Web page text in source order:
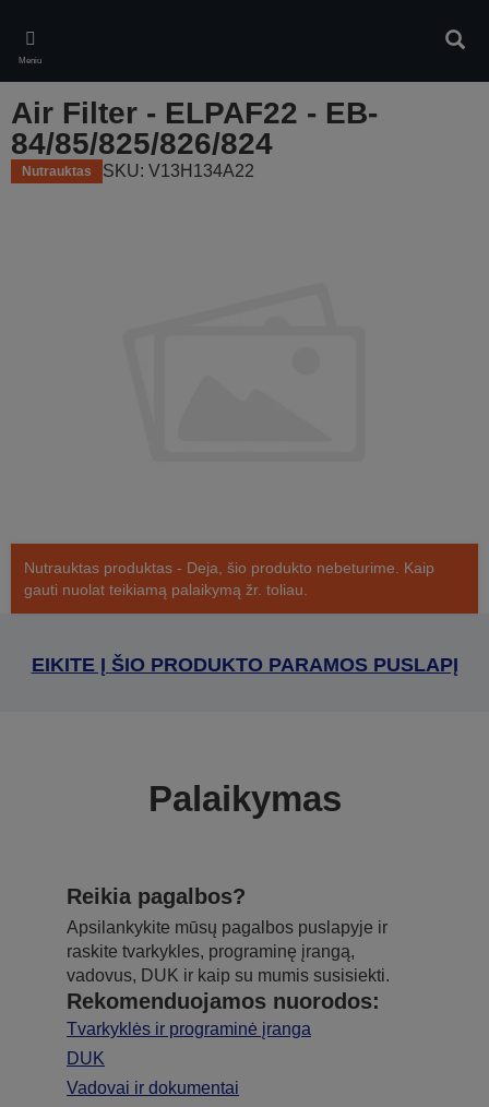
main
content
Meniu
Air Filter - ELPAF22 - EB-
84/85/825/826/824
Nutrauktas SKU: V13H134A22
Nutrauktas produktas - Deja, šio produkto nebeturime. Kaip
gauti nuolat teikiamą palaikymą žr. toliau.
EIKITE Į ŠIO PRODUKTO PARAMOS PUSLAPĮ
Palaikymas
Reikia pagalbos?
Apsilankykite mūsų pagalbos puslapyje ir
raskite tvarkykles, programinę įrangą,
vadovus, DUK ir kaip su mumis susisiekti.
Rekomenduojamos nuorodos:
Tvarkyklės ir programinė įranga
DUK
Vadovai ir dokumentai